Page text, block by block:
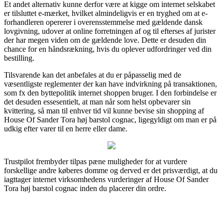
Et andet alternativ kunne derfor være at kigge om internet selskabet
er tilsluttet e-mærket, hvilket almindeligvis er en tryghed om at e-
forhandleren opererer i overensstemmelse med gældende dansk
lovgivning, udover at online forretningen af og til efterses af jurister
der har megen viden om de gældende love. Dette er desuden din
chance for en håndsrækning, hvis du oplever udfordringer ved din
bestilling.
Tilsvarende kan det anbefales at du er påpasselig med de
væsentligste reglementer der kan have indvirkning på transaktionen,
som fx den byttepolitik internet shoppen bruger. I den forbindelse er
det desuden essesentielt, at man når som helst opbevarer sin
kvittering, så man til enhver tid vil kunne bevise sin shopping af
House Of Sander Tora høj barstol cognac, ligegyldigt om man er på
udkig efter varer til en herre eller dame.
Trustpilot frembyder tilpas pæne muligheder for at vurdere
forskellige andre køberes domme og derved er det prisværdigt, at du
iagttager internet virksomhedens vurderinger af House Of Sander
Tora høj barstol cognac inden du placerer din ordre.